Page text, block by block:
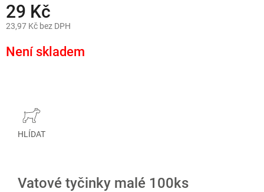
29 Kč
23,97 Kč bez DPH
cena:
Není skladem
HLÍDAT
Vatové tyčinky malé 100ks